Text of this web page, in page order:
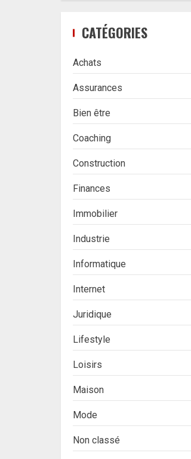
CATÉGORIES
Achats
Assurances
Bien être
Coaching
Construction
Finances
Immobilier
Industrie
Informatique
Internet
Juridique
Lifestyle
Loisirs
Maison
Mode
Non classé